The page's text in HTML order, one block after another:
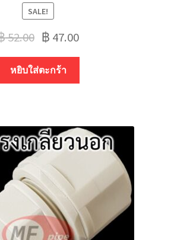
SALE!
52.00 ฿ 47.00
หยิบใส่ตะกร้า